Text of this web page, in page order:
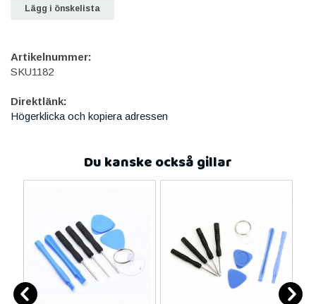
Lägg i önskelista
Artikelnummer:
SKU1182
Direktlänk:
Högerklicka och kopiera adressen
Du kanske också gillar